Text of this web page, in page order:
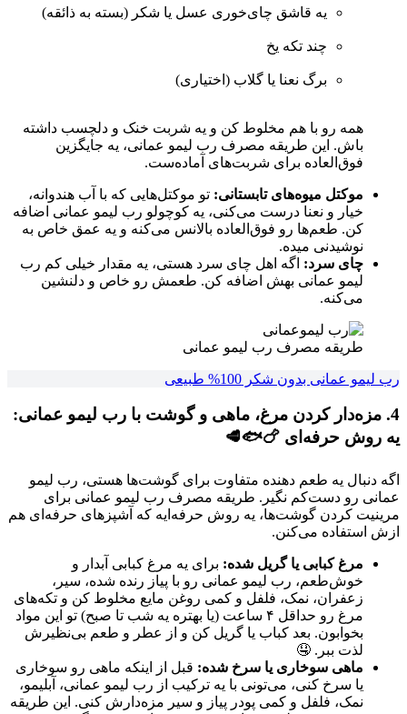
یه قاشق چای‌خوری عسل یا شکر (بسته به ذائقه)
چند تکه یخ
برگ نعنا یا گلاب (اختیاری)
همه رو با هم مخلوط کن و یه شربت خنک و دلچسب داشته
باش. این طریقه مصرف رب لیمو عمانی، یه جایگزین
فوق‌العاده برای شربت‌های آماده‌ست.
موکتل میوه‌های تابستانی: تو موکتل‌هایی که با آب هندوانه،
خیار و نعنا درست می‌کنی، یه کوچولو رب لیمو عمانی اضافه
کن. طعم‌ها رو فوق‌العاده بالانس می‌کنه و یه عمق خاص به
نوشیدنی میده.
چای سرد: اگه اهل چای سرد هستی، یه مقدار خیلی کم رب
لیمو عمانی بهش اضافه کن. طعمش رو خاص و دلنشین
می‌کنه.
طریقه مصرف رب لیمو عمانی
رب لیمو عمانی بدون شکر 100% طبیعی
4. مزه‌دار کردن مرغ، ماهی و گوشت با رب لیمو عمانی:
یه روش حرفه‌ای 🍗🐟🥩
اگه دنبال یه طعم دهنده متفاوت برای گوشت‌ها هستی، رب لیمو
عمانی رو دست‌کم نگیر. طریقه مصرف رب لیمو عمانی برای
مرینیت کردن گوشت‌ها، یه روش حرفه‌ایه که آشپزهای حرفه‌ای هم
ازش استفاده می‌کنن.
مرغ کبابی یا گریل شده: برای یه مرغ کبابی آبدار و
خوش‌طعم، رب لیمو عمانی رو با پیاز رنده شده، سیر،
زعفران، نمک، فلفل و کمی روغن مایع مخلوط کن و تکه‌های
مرغ رو حداقل ۴ ساعت (یا بهتره یه شب تا صبح) تو این مواد
بخوابون. بعد کباب یا گریل کن و از عطر و طعم بی‌نظیرش
لذت ببر. 🤤
ماهی سوخاری یا سرخ شده: قبل از اینکه ماهی رو سوخاری
یا سرخ کنی، می‌تونی با یه ترکیب از رب لیمو عمانی، آبلیمو،
نمک، فلفل و کمی پودر پیاز و سیر مزه‌دارش کنی. این طریقه